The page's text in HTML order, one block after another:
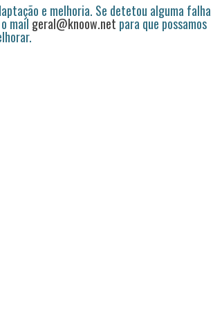
e melhoria. Se detetou alguma falha
mail geral@knoow.net para que possamos